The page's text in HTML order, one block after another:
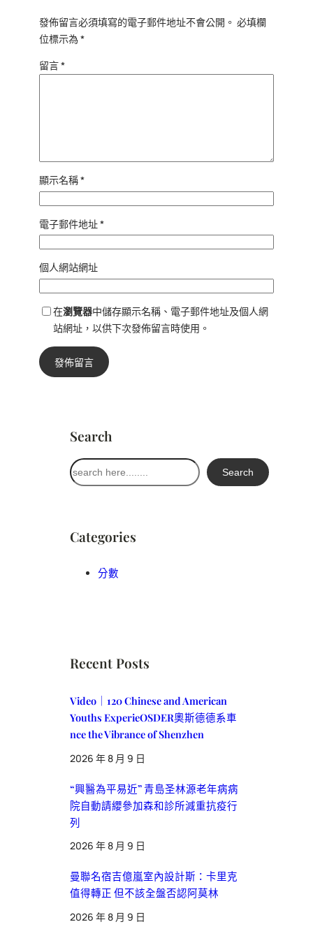
發佈留言必須填寫的電子郵件地址不會公開。 必填欄
位標示為*
留言*
顯示名稱*
電子郵件地址*
個人網站網址
在瀏覽器中儲存顯示名稱、電子郵件地址及個人網
站網址，以供下次發佈留言時使用。
Search
搜
尋
Search
Categories
分數
Recent Posts
Video｜120 Chinese and American
Youths ExperieOSDER奧斯德德系車
nce the Vibrance of Shenzhen
2026 年 8 月 9 日
“興醫為平易近” 青島圣林源老年病病
院自動請纓參加森和診所減重抗疫行
列
2026 年 8 月 9 日
曼聯名宿吉億嵐室內設計斯：卡里克
值得轉正 但不該全盤否認阿莫林
2026 年 8 月 9 日